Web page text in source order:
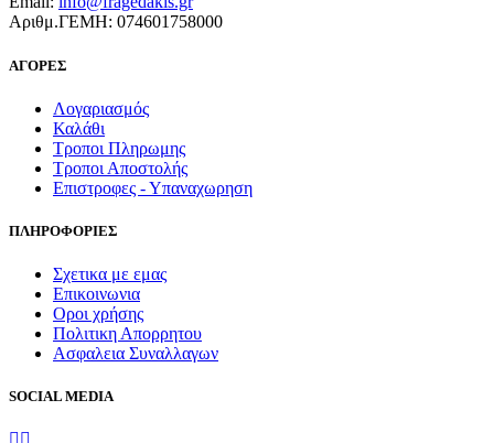
Αριθμ.ΓΕΜΗ: 074601758000
ΑΓΟΡΕΣ
Λογαριασμός
Καλάθι
Τροποι Πληρωμης
Τροποι Αποστολής
Επιστροφες - Υπαναχωρηση
ΠΛΗΡΟΦΟΡΙΕΣ
Σχετικα με εμας
Επικοινωνια
Οροι χρήσης
Πολιτικη Απορρητου
Ασφαλεια Συναλλαγων
SOCIAL MEDIA